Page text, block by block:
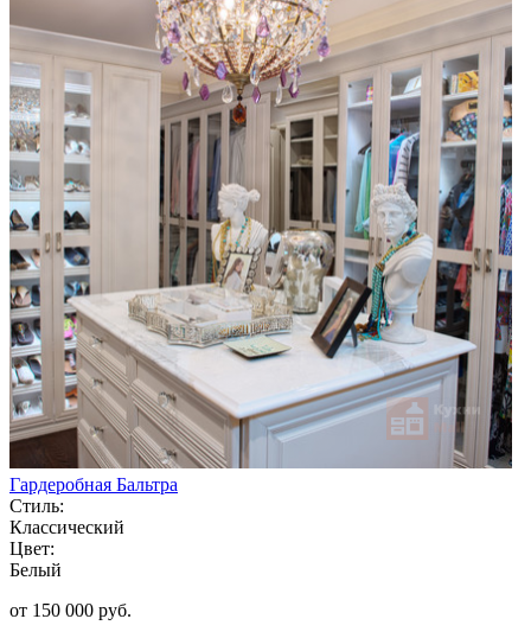
Гардеробная Бальтра
Стиль:
Классический
Цвет:
Белый
от 150 000 руб.